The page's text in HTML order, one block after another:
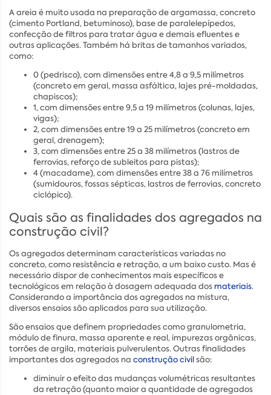
A areia é muito usada na preparação de argamassa, concreto
(cimento Portland, betuminoso), base de paralelepípedos,
confecção de filtros para tratar água e demais efluentes e
outras aplicações. Também há britas de tamanhos variados,
como:
0 (pedrisco), com dimensões entre 4,8 a 9,5 milímetros
(concreto em geral, massa asfáltica, lajes pré-moldadas,
chapiscos);
1, com dimensões entre 9,5 a 19 milímetros (colunas, lajes,
vigas);
2, com dimensões entre 19 a 25 milímetros (concreto em
geral, drenagem);
3, com dimensões entre 25 a 38 milímetros (lastros de
ferrovias, reforço de subleitos para pistas);
4 (macadame), com dimensões entre 38 a 76 milímetros
(sumidouros, fossas sépticas, lastros de ferrovias, concreto
ciclópico).
Quais são as finalidades dos agregados na
construção civil?
Os agregados determinam características variadas no
concreto, como resistência e retração, a um baixo custo. Mas é
necessário dispor de conhecimentos mais específicos e
tecnológicos em relação à dosagem adequada dos materiais.
Considerando a importância dos agregados na mistura,
diversos ensaios são aplicados para sua utilização.
São ensaios que definem propriedades como granulometria,
módulo de finura, massa aparente e real, impurezas orgânicas,
torrões de argila, materiais pulverulentos. Outras finalidades
importantes dos agregados na construção civilsão:
diminuir o efeito das mudanças volumétricas resultantes
da retração (quanto maior a quantidade de agregados